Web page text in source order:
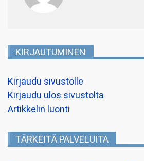
KIRJAUTUMINEN
Kirjaudu sivustolle
Kirjaudu ulos sivustolta
Artikkelin luonti
TÄRKEITÄ PALVELUITA